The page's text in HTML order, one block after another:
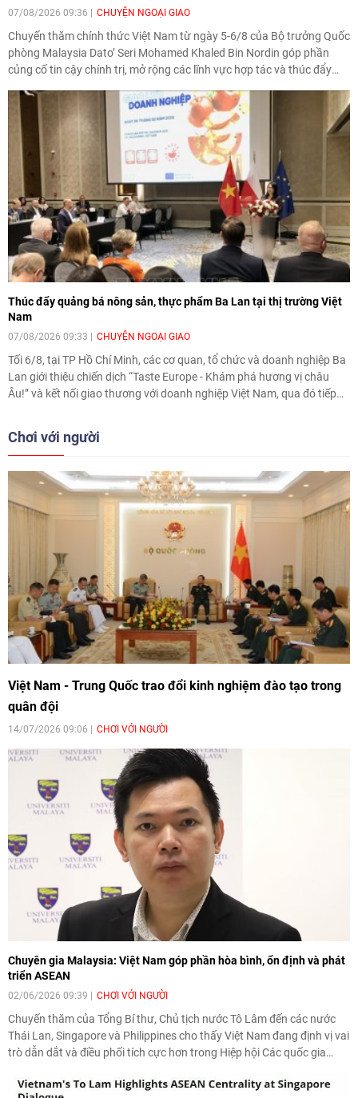
07/08/2026 09:36 CHUYỆN NGOẠI GIAO
Chuyến thăm chính thức Việt Nam từ ngày 5-6/8 của Bộ trưởng Quốc
phòng Malaysia Dato’ Seri Mohamed Khaled Bin Nordin góp phần
củng cố tin cậy chính trị, mở rộng các lĩnh vực hợp tác và thúc đẩy
Thúc đẩy quảng bá nông sản, thực phẩm Ba Lan tại thị trường Việt
Nam
07/08/2026 09:33 CHUYỆN NGOẠI GIAO
Tối 6/8, tại TP Hồ Chí Minh, các cơ quan, tổ chức và doanh nghiệp Ba
Lan giới thiệu chiến dịch “Taste Europe - Khám phá hương vị châu
Âu!” và kết nối giao thương với doanh nghiệp Việt Nam, qua đó tiếp
Chơi với người
Việt Nam - Trung Quốc trao đổi kinh nghiệm đào tạo trong
quân đội
14/07/2026 09:06 CHƠI VỚI NGƯỜI
Chuyên gia Malaysia: Việt Nam góp phần hòa bình, ổn định và phát
triển ASEAN
02/06/2026 09:39 CHƠI VỚI NGƯỜI
Chuyến thăm của Tổng Bí thư, Chủ tịch nước Tô Lâm đến các nước
Thái Lan, Singapore và Philippines cho thấy Việt Nam đang định vị vai
trò dẫn dắt và điều phối tích cực hơn trong Hiệp hội Các quốc gia
ninh chiến lược Collins Chong Yew Keat thuộc Đại học Malaya đưa ra